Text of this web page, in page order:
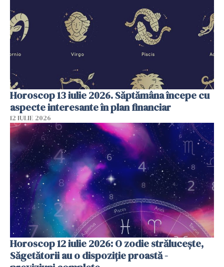
Horoscop 13 iulie 2026. Săptămâna începe cu
aspecte interesante în plan financiar
12 IULIE 2026
Horoscop 12 iulie 2026: O zodie strălucește,
Săgetătorii au o dispoziție proastă -